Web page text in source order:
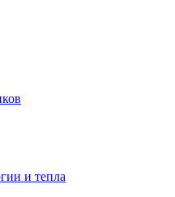
и тепла